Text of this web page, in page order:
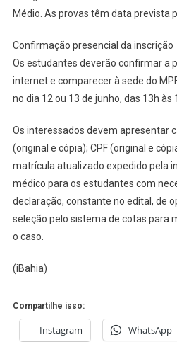
Médio. As provas têm data prevista
Confirmação presencial da inscrição
Os estudantes deverão confirmar a
internet e comparecer à sede do
no dia 12 ou 13 de junho, das 13h às
Os interessados devem apresentar
(original e cópia); CPF (original e
matrícula atualizado expedido pela
médico para os estudantes com
declaração, constante no edital, de
seleção pelo sistema de cotas para
o caso.
(iBahia)
Compartilhe isso:
Instagram WhatsApp